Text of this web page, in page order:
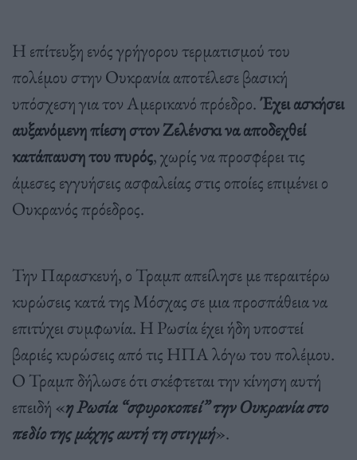
Η επίτευξη ενός γρήγορου τερματισμού του
πολέμου στην Ουκρανία αποτέλεσε βασική
υπόσχεση για τον Αμερικανό πρόεδρο.Έχει ασκήσει
αυξανόμενη πίεση στον Ζελένσκι να αποδεχθεί
κατάπαυση του πυρός, χωρίς να προσφέρει τις
άμεσες εγγυήσεις ασφαλείας στις οποίες επιμένει ο
Ουκρανός πρόεδρος.
Την Παρασκευή, ο Τραμπ απείλησε με περαιτέρω
κυρώσεις κατά της Μόσχας σε μια προσπάθεια να
επιτύχει συμφωνία. Η Ρωσία έχει ήδη υποστεί
βαριές κυρώσεις από τις ΗΠΑ λόγω του πολέμου.
Ο Τραμπ δήλωσε ότι σκέφτεται την κίνηση αυτή
επειδή «η Ρωσία “σφυροκοπεί” την Ουκρανία στο
πεδίο της μάχης αυτή τη στιγμή».